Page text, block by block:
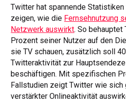
Twitter hat spannende
zeigen, wie die Fernsehnutzung
Netzwerk auswirkt. So
Prozent seiner Nutzer auf den
sie TV schauen, zusätzlich soll
Twitteraktivität zur
beschäftigen. Mit spezifischen
Fallstudien zeigt Twitter wie sich
verstärkter Onlineaktivität